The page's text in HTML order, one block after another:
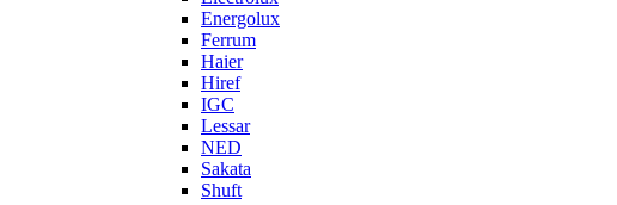
Energolux
Ferrum
Haier
Hiref
IGC
Lessar
NED
Sakata
Shuft